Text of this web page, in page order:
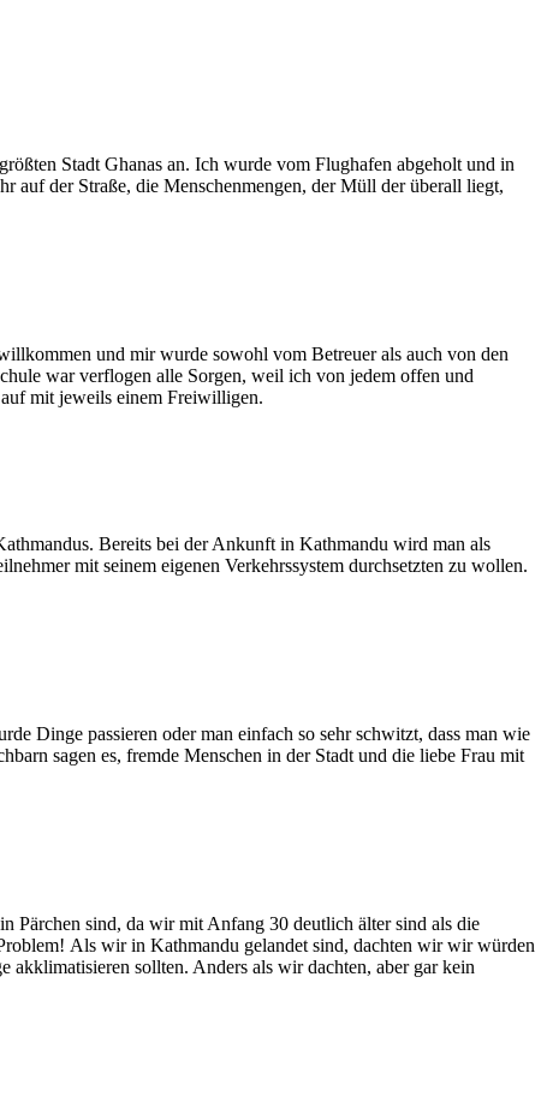
Stadt Ghanas an. Ich wurde vom Flughafen abgeholt und in
auf der Straße, die Menschenmengen, der Müll der überall liegt,
und mir wurde sowohl vom Betreuer als auch von den
war verflogen alle Sorgen, weil ich von jedem offen und
mit jeweils einem Freiwilligen.
Bereits bei der Ankunft in Kathmandu wird man als
mit seinem eigenen Verkehrssystem durchsetzten zu wollen.
Dinge passieren oder man einfach so sehr schwitzt, dass man wie
sagen es, fremde Menschen in der Stadt und die liebe Frau mit
Pärchen sind, da wir mit Anfang 30 deutlich älter sind als die
Als wir in Kathmandu gelandet sind, dachten wir wir würden
akklimatisieren sollten. Anders als wir dachten, aber gar kein